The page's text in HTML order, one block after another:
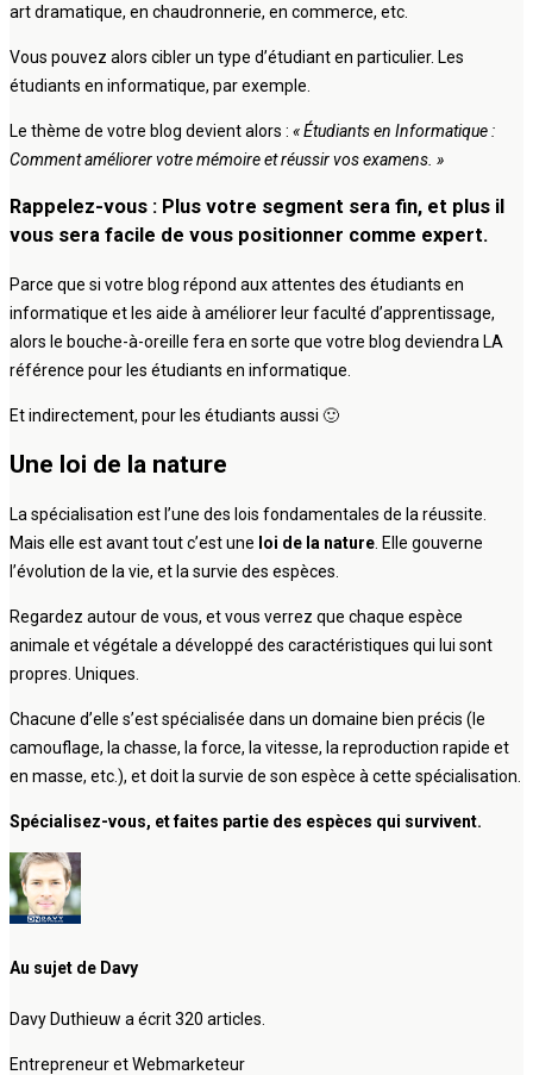
art dramatique, en chaudronnerie, en commerce, etc.
Vous pouvez alors cibler un type d’étudiant en particulier. Les
étudiants en informatique, par exemple.
Le thème de votre blog devient alors : « Étudiants en Informatique :
Comment améliorer votre mémoire et réussir vos examens. »
Rappelez-vous : Plus votre segment sera fin, et plus il
vous sera facile de vous positionner comme expert.
Parce que si votre blog répond aux attentes des étudiants en
informatique et les aide à améliorer leur faculté d’apprentissage,
alors le bouche-à-oreille fera en sorte que votre blog deviendra LA
référence pour les étudiants en informatique.
Et indirectement, pour les étudiants aussi 🙂
Une loi de la nature
La spécialisation est l’une des lois fondamentales de la réussite.
Mais elle est avant tout c’est une loi de la nature . Elle gouverne
l’évolution de la vie, et la survie des espèces.
Regardez autour de vous, et vous verrez que chaque espèce
animale et végétale a développé des caractéristiques qui lui sont
propres. Uniques.
Chacune d’elle s’est spécialisée dans un domaine bien précis (le
camouflage, la chasse, la force, la vitesse, la reproduction rapide et
en masse, etc.), et doit la survie de son espèce à cette spécialisation.
Spécialisez-vous, et faites partie des espèces qui survivent.
Au sujet de Davy
Davy Duthieuw a écrit 320 articles.
Entrepreneur et Webmarketeur